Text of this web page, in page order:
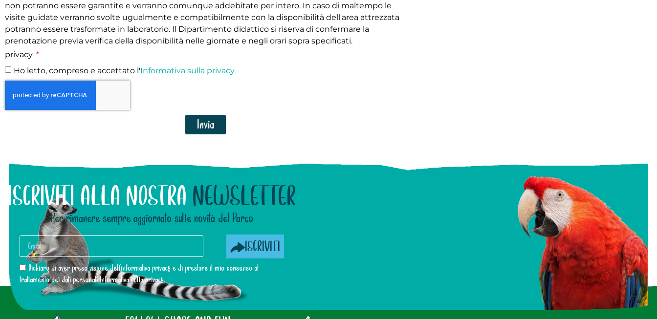
non potranno essere garantite e verranno comunque addebitate per intero. In caso di maltempo le
visite guidate verranno svolte ugualmente e compatibilmente con la disponibilità dell'area attrezzata
potranno essere trasformate in laboratorio. Il Dipartimento didattico si riserva di confermare la
prenotazione previa verifica della disponibilità nelle giornate e negli orari sopra specificati.
privacy
Ho letto, compreso e accettato l'Informativa sulla privacy.
Invia
ISCRIVITI ALLA NOSTRA NEWSLETTER
Per rimanere sempre aggiornato sulle novità del Parco
Dichiaro di aver preso visione dell’informativa privacy e di prestare il mio consenso al
trattamento dei dati personaliInformativa sulla privacy.
ISCRIVITI